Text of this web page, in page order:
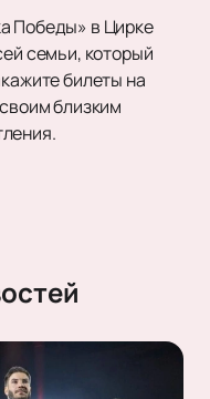
Победы» в Цирке
семьи, который
билеты на
близким